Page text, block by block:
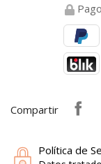
Compartir
Política de